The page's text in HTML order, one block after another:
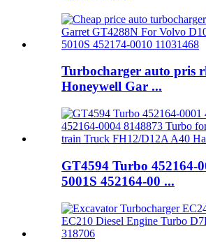
Turbocharger auto pris
Honeywell Gar ...
GT4594 Turbo 452164-
5001S 452164-00 ...